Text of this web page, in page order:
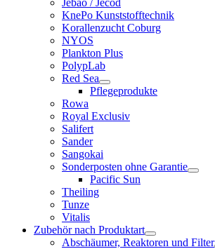
Jebao / Jecod
KnePo Kunststofftechnik
Korallenzucht Coburg
NYOS
Plankton Plus
PolypLab
Red Sea
Pflegeprodukte
Rowa
Royal Exclusiv
Salifert
Sander
Sangokai
Sonderposten ohne Garantie
Pacific Sun
Theiling
Tunze
Vitalis
Zubehör nach Produktart
Abschäumer, Reaktoren und Filter